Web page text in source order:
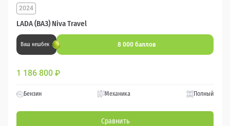
LADA (ВАЗ) Niva Travel
2024
Ваш кешбек 8 000 баллов
1 186 800 ₽
Бензин Механика Полный
Сравнить